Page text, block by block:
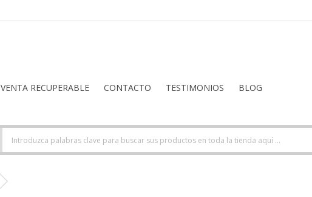
VENTA RECUPERABLE CONTACTO TESTIMONIOS BLOG